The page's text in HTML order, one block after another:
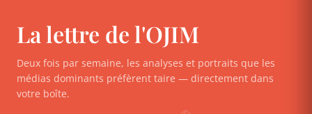
La lettre de l'OJIM
Deux fois par semaine, les analyses et portraits que les
médias dominants préfèrent taire — directement dans
votre boîte.